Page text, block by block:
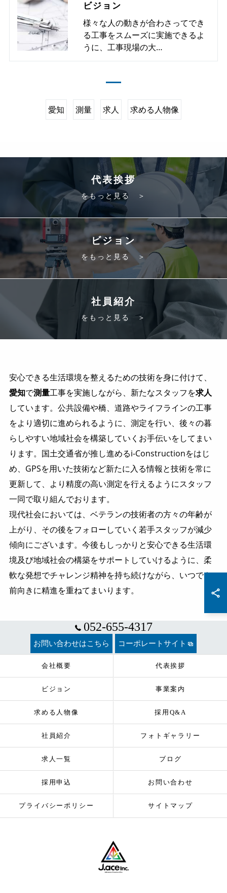
ビジョン
様々な人の動きが合わさってでき
る工事をスムーズに実施できるよ
うに、工事現場の大…
愛知 測量 求人 求める人物像
代表挨拶
をもっと見る ＞
ビジョン
をもっと見る ＞
社員紹介
をもっと見る ＞
安心できる生活環境を整えるための技術を身に付けて、
愛知で測量工事を実施しながら、新たなスタッフを求人
しています。公共設備や橋、道路やライフラインの工事
をより適切に進められるように、測定を行い、後々の暮
らしやすい地域社会を構築していくお手伝いをしてまい
ります。国土交通省が推し進めるi-Constructionをはじ
め、GPSを用いた技術など新たに入る情報と技術を常に
更新して、より精度の高い測定を行えるようにスタッフ
一同で取り組んでおります。
現代社会においては、ベテランの技術者の方々の年齢が
上がり、その後をフォローしていく若手スタッフが減少
傾向にございます。今後もしっかりと安心できる生活環
境及び地域社会の構築をサポートしていけるように、柔
軟な発想でチャレンジ精神を持ち続けながら、いつでも
前向きに精進を重ねてまいります。
052-655-4317
お問い合わせはこちら コーポレートサイト
会社概要 代表挨拶
ビジョン 事業案内
求める人物像 採用Q&A
社員紹介 フォトギャラリー
求人一覧 ブログ
採用申込 お問い合わせ
プライバシーポリシー サイトマップ